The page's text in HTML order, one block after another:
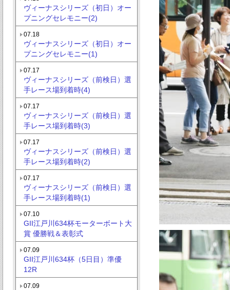
ヴィーナスシリーズ（初日）オー
プニングセレモニー(2)
07.18
ヴィーナスシリーズ（初日）オー
プニングセレモニー(1)
07.17
ヴィーナスシリーズ（前検日）選
手レース場到着時(4)
07.17
ヴィーナスシリーズ（前検日）選
手レース場到着時(3)
07.17
ヴィーナスシリーズ（前検日）選
手レース場到着時(2)
07.17
ヴィーナスシリーズ（前検日）選
手レース場到着時(1)
07.10
GII江戸川634杯モーターボート大
賞 優勝戦＆表彰式
07.09
GII江戸川634杯（5日目）準優
12R
07.09